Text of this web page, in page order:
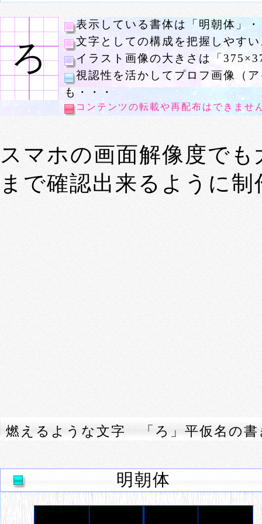
ろ
表示している書体は「明朝体」
文字としての構成を把握しやす
イラスト画像の大きさは「
視認性を活かしてプロフ画像（
も・・・
コンテンツの転載や再配布はできませ
スマホの画面解像度で
まで確認出来るように
燃えるような文字 「ろ」平仮名の書
明朝体